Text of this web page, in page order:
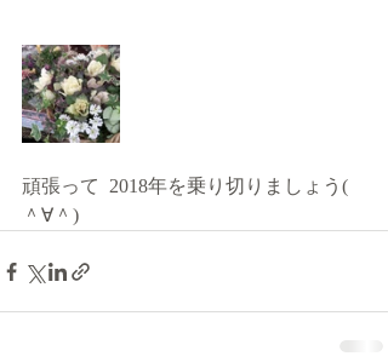
頑張って  2018年を乗り切りましょう(
＾∀＾)